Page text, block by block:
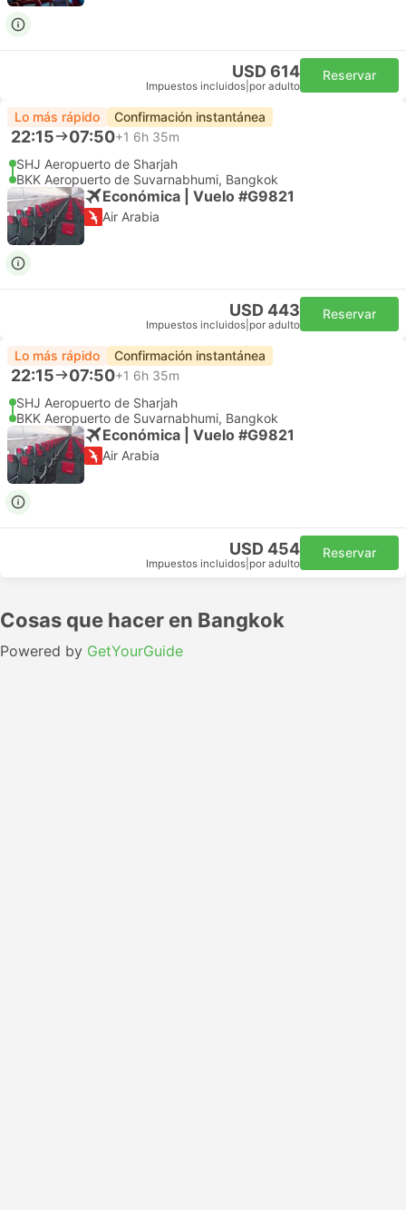
USD 614
Impuestos incluidos por adulto
Reservar
Lo más rápido Confirmación instantánea
22:15 07:50+1 6h 35m
SHJ Aeropuerto de Sharjah
BKK Aeropuerto de Suvarnabhumi, Bangkok
Económica | Vuelo #G9821
Air Arabia
USD 443
Impuestos incluidos por adulto
Reservar
Lo más rápido Confirmación instantánea
22:15 07:50+1 6h 35m
SHJ Aeropuerto de Sharjah
BKK Aeropuerto de Suvarnabhumi, Bangkok
Económica | Vuelo #G9821
Air Arabia
USD 454
Impuestos incluidos por adulto
Reservar
Cosas que hacer en Bangkok
Powered by GetYourGuide